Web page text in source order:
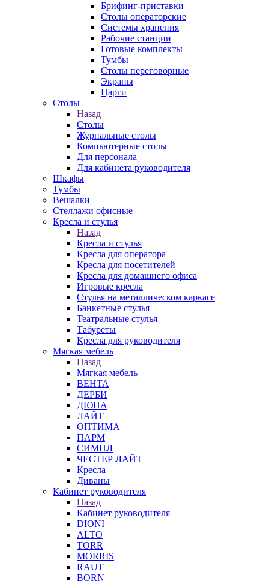
Брифинг-приставки
Столы операторские
Системы хранения
Рабочие станции
Готовые комплекты
Тумбы
Столы переговорные
Экраны
Царги
Столы
Назад
Столы
Журнальные столы
Компьютерные столы
Для персонала
Для кабинета руководителя
Шкафы
Тумбы
Вешалки
Стеллажи офисные
Кресла и стулья
Назад
Кресла и стулья
Кресла для оператора
Кресла для посетителей
Кресла для домашнего офиса
Игровые кресла
Стулья на металлическом каркасе
Банкетные стулья
Театральные стулья
Табуреты
Кресла для руководителя
Мягкая мебель
Назад
Мягкая мебель
ВЕНТА
ДЕРБИ
ДЮНА
ЛАЙТ
ОПТИМА
ПАРМ
СИМПЛ
ЧЕСТЕР ЛАЙТ
Кресла
Диваны
Кабинет руководителя
Назад
Кабинет руководителя
DIONI
ALTO
TORR
MORRIS
RAUT
BORN